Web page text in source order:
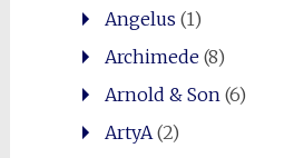
Angelus (1)
Archimede(8)
Arnold & Son(6)
ArtyA(2)